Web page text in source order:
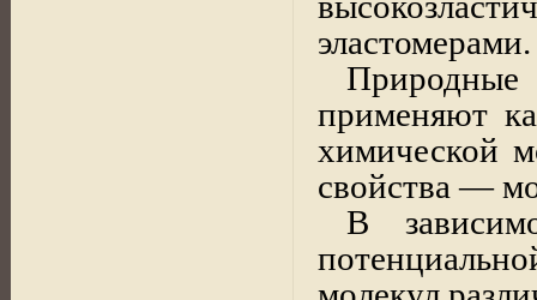
эластомерами.
Природные
применяют
химической
свойства —
В